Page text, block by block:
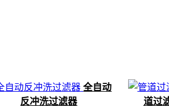
全自动
反冲洗过滤器
道过